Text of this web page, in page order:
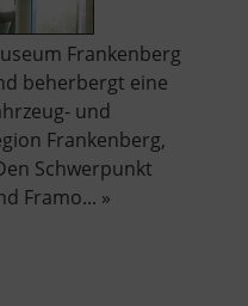
Frankenberg
beherbergt eine
und
Frankenberg,
Schwerpunkt
Framo... »